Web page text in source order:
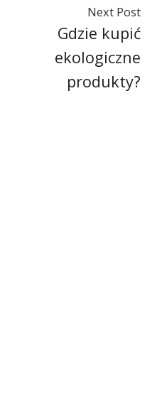
Next Post
Gdzie kupić
ekologiczne
produkty?